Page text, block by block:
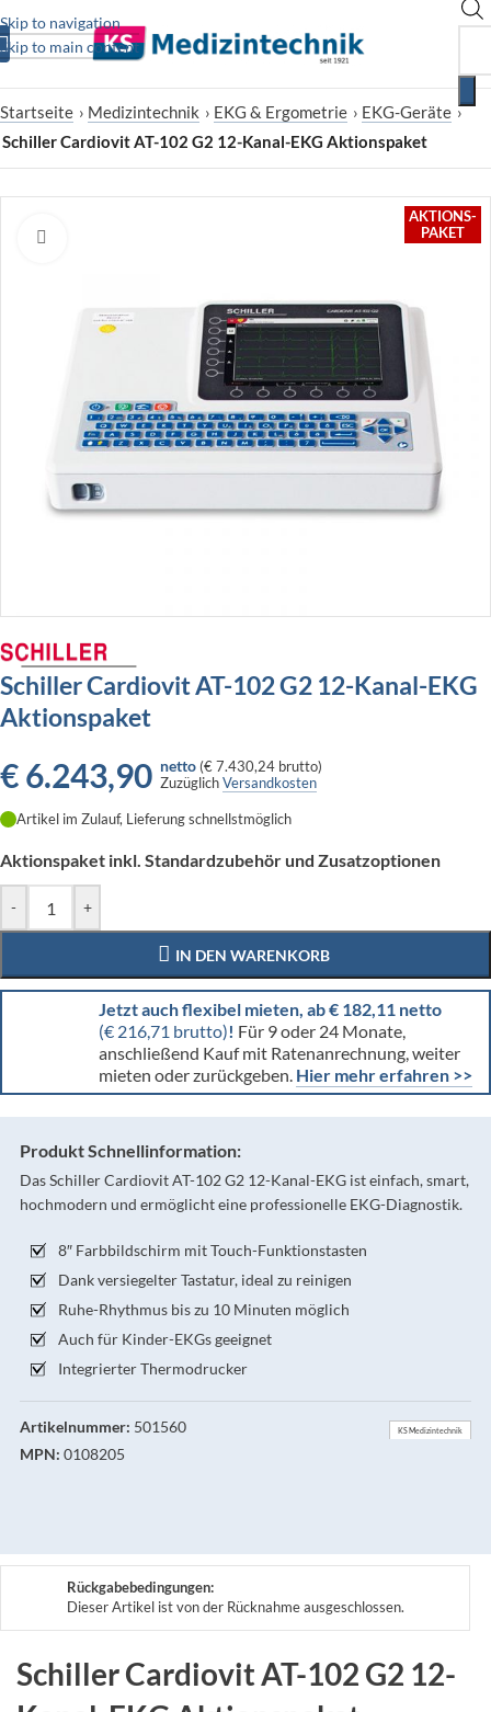
Skip to navigation
Skip to main content
Startseite › Medizintechnik › EKG & Ergometrie › EKG-Geräte ›
Schiller Cardiovit AT-102 G2 12-Kanal-EKG Aktionspaket
AKTIONS-
PAKET
Schiller Cardiovit AT-102 G2 12-Kanal-EKG
Aktionspaket
€6.243,90 netto (€ 7.430,24 brutto)
ZuzüglichVersandkosten
Artikel im Zulauf, Lieferung schnellstmöglich
Aktionspaket inkl. Standardzubehör und Zusatzoptionen
- +
IN DEN WARENKORB
Jetzt auch flexibel mieten, ab € 182,11 netto
(€ 216,71 brutto)! Für 9 oder 24 Monate,
anschließend Kauf mit Ratenanrechnung, weiter
mieten oder zurückgeben. Hier mehr erfahren >>
Produkt Schnellinformation:
Das Schiller Cardiovit AT-102 G2 12-Kanal-EKG ist einfach, smart,
hochmodern und ermöglicht eine professionelle EKG-Diagnostik.
8″ Farbbildschirm mit Touch-Funktionstasten
Dank versiegelter Tastatur, ideal zu reinigen
Ruhe-Rhythmus bis zu 10 Minuten möglich
Auch für Kinder-EKGs geeignet
Integrierter Thermodrucker
Artikelnummer: 501560
MPN: 0108205
KS Medizintechnik
Rückgabebedingungen:
Dieser Artikel ist von der Rücknahme ausgeschlossen.
Schiller Cardiovit AT-102 G2 12-